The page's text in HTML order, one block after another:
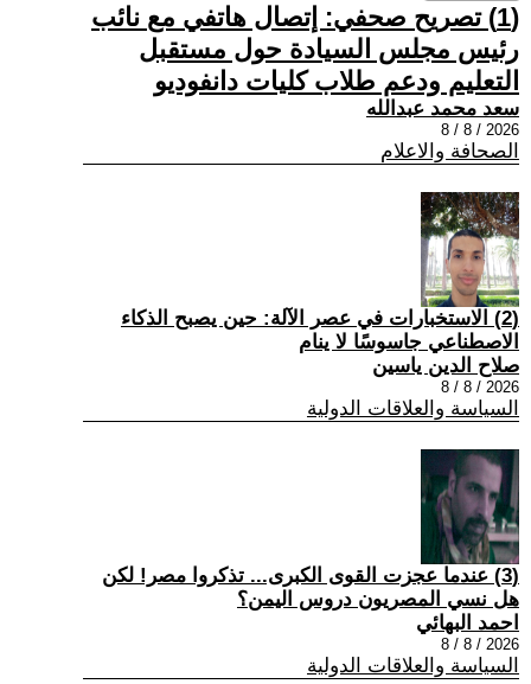
(1) تصريح صحفي: إتصال هاتفي مع نائب
رئيس مجلس السيادة حول مستقبل
التعليم ودعم طلاب كليات دانفوديو
سعد محمد عبدالله
2026 / 8 / 8
الصحافة والاعلام
(2) الاستخبارات في عصر الآلة: حين يصبح الذكاء
الاصطناعي جاسوسًا لا ينام
صلاح الدين ياسين
2026 / 8 / 8
السياسة والعلاقات الدولية
(3) عندما عجزت القوى الكبرى... تذكروا مصر! لكن
هل نسي المصريون دروس اليمن؟
احمد البهائي
2026 / 8 / 8
السياسة والعلاقات الدولية